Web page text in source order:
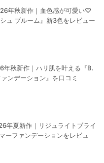
年秋新作｜血色感が可愛い♡
シュ ブルーム』新3色をレビュー
年秋新作｜ハリ肌を叶える『B.
ンデーション』を口コミ
年夏新作｜リジュライトブライ
ーファンデーションをレビュ